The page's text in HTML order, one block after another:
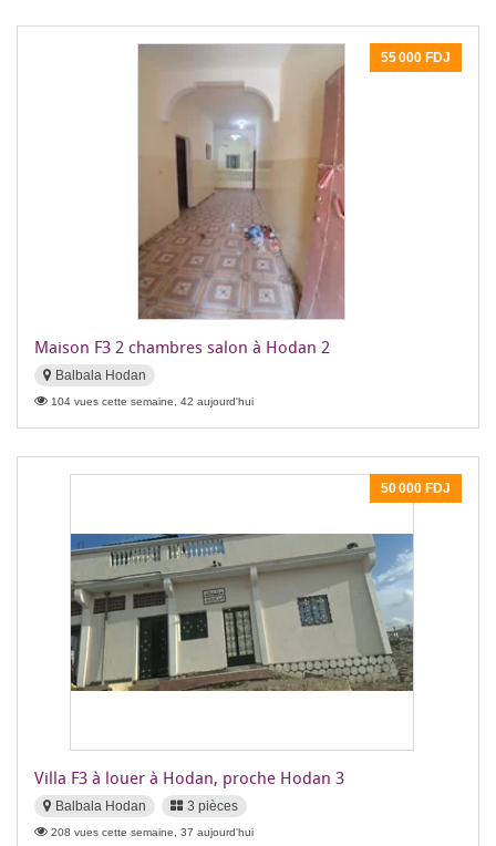
55 000 FDJ
Maison F3 2 chambres salon à Hodan 2
Balbala Hodan
104 vues cette semaine, 42 aujourd'hui
50 000 FDJ
Villa F3 à louer à Hodan, proche Hodan 3
Balbala Hodan 3 pièces
208 vues cette semaine, 37 aujourd'hui